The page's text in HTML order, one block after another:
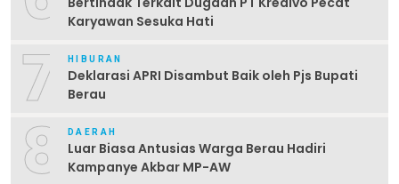
Karyawan Sesuka Hati
7 HIBURAN
Deklarasi APRI Disambut Baik oleh Pjs Bupati
Berau
8 DAERAH
Luar Biasa Antusias Warga Berau Hadiri
Kampanye Akbar MP-AW